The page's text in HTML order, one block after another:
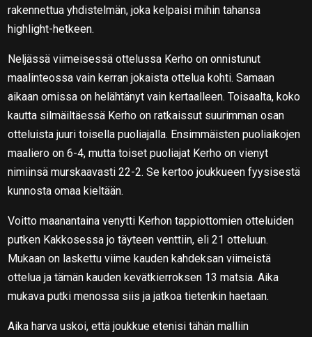
rakennettua yhdistelmän, joka kelpaisi mihin tahansa
highlight-hetkeen.
Neljässä viimeisessä ottelussa Kerho on onnistunut
maalinteossa vain kerran jokaista ottelua kohti. Samaan
aikaan omissa on helähtänyt vain kertaalleen. Toisaalta, koko
kautta silmäiltäessä Kerho on ratkaissut suurimman osan
otteluista juuri toisella puoliajalla. Ensimmäisten puoliaikojen
maaliero on 6-4, mutta toiset puoliajat Kerho on vienyt
nimiinsä murskaavasti 22-2. Se kertoo joukkueen fyysisestä
kunnosta omaa kieltään.
Voitto maanantaina venytti Kerhon tappiottomien otteluiden
putken Kakkosessa jo täyteen venttiin, eli 21 otteluun.
Mukaan on laskettu viime kauden kahdeksan viimeistä
ottelua ja tämän kauden kevätkierroksen 13 matsia. Aika
mukava putki menossa siis ja jatkoa tietenkin haetaan.
Aika harva uskoi, että joukkue etenisi tähän malliin